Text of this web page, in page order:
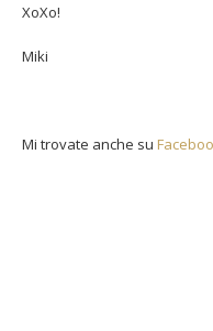
XoXo!
Miki
Mi trovate anche su